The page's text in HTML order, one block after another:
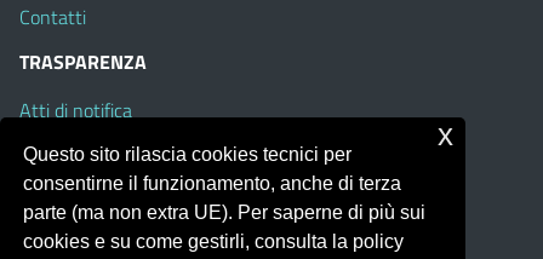
Contatti
TRASPARENZA
Atti di notifica
Albo on line
Amministrazione Trasparente
Obiettivi di Accessibilità
Questo sito rilascia cookies tecnici per
consentirne il funzionamento, anche di terza
parte (ma non extra UE). Per saperne di più sui
cookies e su come gestirli, consulta la policy
x